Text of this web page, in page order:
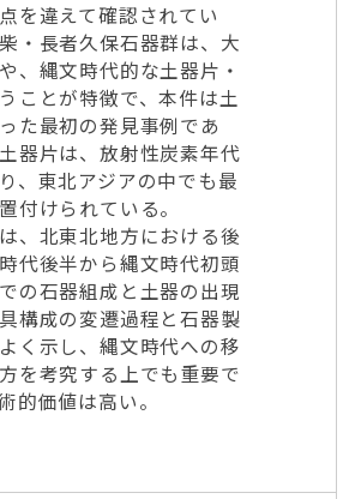
を違えて確認されてい
・長者久保石器群は、大
、縄文時代的な土器片・
ことが特徴で、本件は土
た最初の発見事例であ
器片は、放射性炭素年代
、東北アジアの中でも最
付けられている。
、北東北地方における後
代後半から縄文時代初頭
の石器組成と土器の出現
構成の変遷過程と石器製
く示し、縄文時代への移
を考究する上でも重要で
的価値は高い。